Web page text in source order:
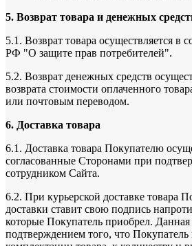
5. Возврат товара и денежных
5.1. Возврат товара осуществляется в
РФ "О защите прав потребителей".
5.2. Возврат денежных средств
возврата стоимости оплаченного
или почтовым переводом.
6. Доставка товара
6.1. Доставка товара Покупателю
согласованные Сторонами при
сотрудником Сайта.
6.2. При курьерской доставке товара
доставки ставит свою подпись
которые Покупатель приобрел.
подтверждением того, что Покупатель